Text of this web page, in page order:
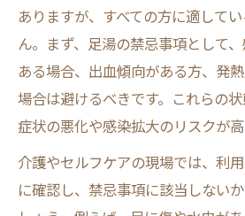
ありますが、すべての方に適して
ん。まず、足湯の禁忌事項として
ある場合、出血傾向がある方、発
場合は避けるべきです。これらの状
症状の悪化や感染拡大のリスクが高
介護やセルフケアの現場では、利
に確認し、禁忌事項に該当しない